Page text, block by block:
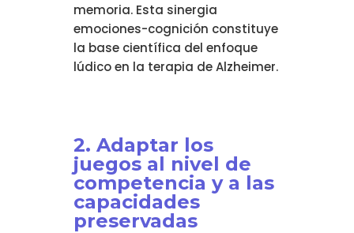
memoria. Esta sinergia
emociones-cognición constituye
la base científica del enfoque
lúdico en la terapia de Alzheimer.
2. Adaptar los
juegos al nivel de
competencia y a las
capacidades
preservadas